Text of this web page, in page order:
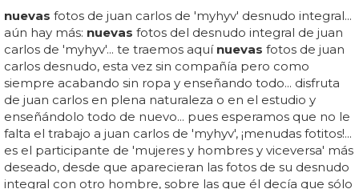
nuevas fotos de juan carlos de 'myhyv' desnudo integral...
aún hay más: nuevas fotos del desnudo integral de juan
carlos de 'myhyv'... te traemos aquí nuevas fotos de juan
carlos desnudo, esta vez sin compañía pero como
siempre acabando sin ropa y enseñando todo... disfruta
de juan carlos en plena naturaleza o en el estudio y
enseñándolo todo de nuevo... pues esperamos que no le
falta el trabajo a juan carlos de 'myhyv', ¡menudas fotitos!...
es el participante de 'mujeres y hombres y viceversa' más
deseado, desde que aparecieran las fotos de su desnudo
integral con otro hombre, sobre las que él decía que sólo